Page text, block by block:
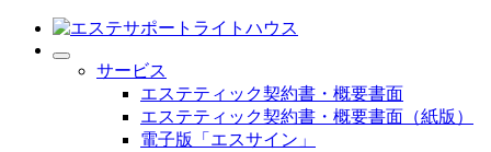
サービス
エステティック契約書・概要書面
エステティック契約書・概要書面（紙版）
電子版「エスサイン」